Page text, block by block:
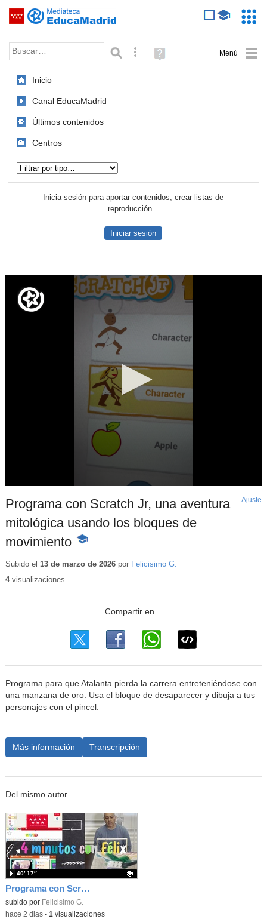
Saltar navegación
Palabra o frase: Búsqueda avanzada
Ayuda
(en
Inicio
Canal EducaMadrid
Últimos contenidos
Centros
Inicia sesión para aportar contenidos, crear listas de
reproducción...
Iniciar sesión
Programa con Scratch Jr, una aventura
mitológica usando los bloques de
movimiento -
educativo
Ajuste
Subido el 13 de marzo de 2026por Felicisimo G.
4visualizaciones
Programa para que Atalanta pierda la carrera entreteniéndose con
una manzana de oro. Usa el bloque de desaparecer y dibuja a tus
personajes con el pincel.
Más información Transcripción
Del mismo autor…
Programa con Scratch, 8 diferentes juegos para vivir la emoción de los partidos de España en el mundial 2026
Contenido educativo.
subido por Felicisimo G.
40′ 17″
-hace 2 dias- 1 visualizaciones